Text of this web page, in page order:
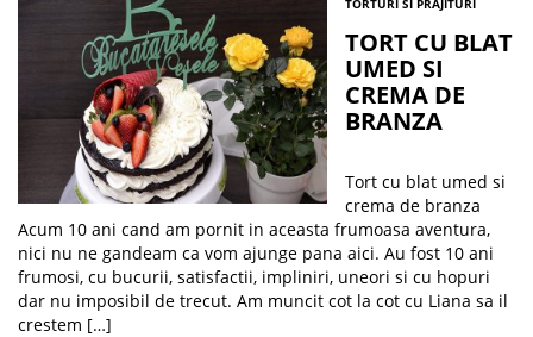
TORTURI SI PRAJITURI
TORT CU BLAT
UMED SI
CREMA DE
BRANZA
Tort cu blat umed si
crema de branza
Acum 10 ani cand am pornit in aceasta frumoasa aventura,
nici nu ne gandeam ca vom ajunge pana aici. Au fost 10 ani
frumosi, cu bucurii, satisfactii, impliniri, uneori si cu hopuri
dar nu imposibil de trecut. Am muncit cot la cot cu Liana sa il
crestem […]